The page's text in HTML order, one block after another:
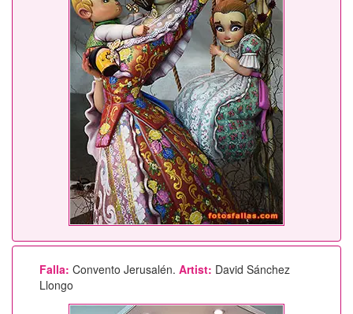
Falla: Convento Jerusalén. Artist: David Sánchez
Llongo